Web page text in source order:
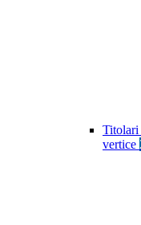
Titolari
vertice